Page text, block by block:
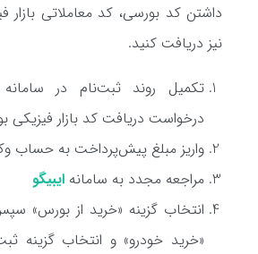
داشتن کد بورسی، کد معاملاتی بازار
نیز دریافت کنید.
تکمیل روند ثبت‌نام در
درخواست دریافت کد بازار فیزیکی
واریز مبلغ پیش‌پرداخت به حساب
مراجعه مجدد به سامانه ایبیگو
انتخاب گزینه «خرید از بورس»
«خرید خودرو» و انتخاب گزینه